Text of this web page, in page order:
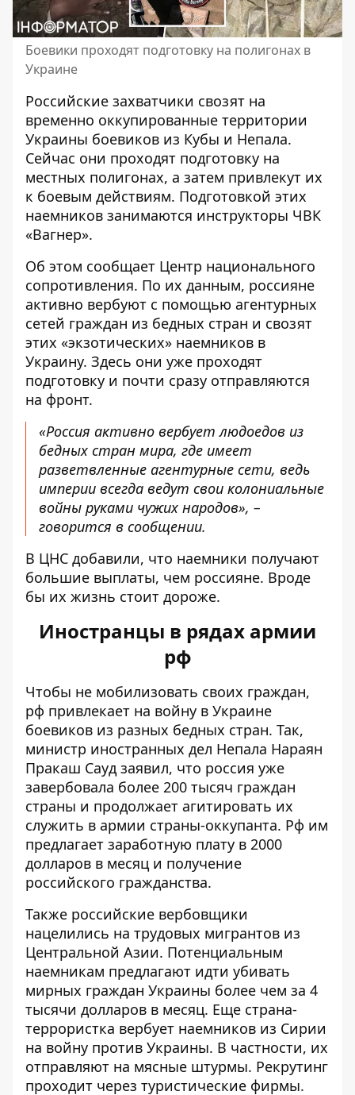
Боевики проходят подготовку на полигонах в
Украине
Российские захватчики свозят на
временно оккупированные территории
Украины боевиков из Кубы и Непала.
Сейчас они проходят подготовку на
местных полигонах, а затем привлекут их
к боевым действиям. Подготовкой этих
наемников занимаются инструкторы ЧВК
«Вагнер».
Об этом сообщает Центр национального
сопротивления. По их данным, россияне
активно вербуют с помощью агентурных
сетей граждан из бедных стран и свозят
этих «экзотических» наемников в
Украину. Здесь они уже проходят
подготовку и почти сразу отправляются
на фронт.
«Россия активно вербует людоедов из
бедных стран мира, где имеет
разветвленные агентурные сети, ведь
империи всегда ведут свои колониальные
войны руками чужих народов», –
говорится в сообщении.
В ЦНС добавили, что наемники получают
большие выплаты, чем россияне. Вроде
бы их жизнь стоит дороже.
Иностранцы в рядах армии
рф
Чтобы не мобилизовать своих граждан,
рф привлекает на войну в Украине
боевиков из разных бедных стран. Так,
министр иностранных дел Непала Нараян
Пракаш Сауд заявил, что россия уже
завербовала более 200 тысяч граждан
страны и продолжает агитировать их
служить в армии страны-оккупанта. Рф им
предлагает заработную плату в 2000
долларов в месяц и получение
российского гражданства.
Также российские вербовщики
нацелились на трудовых мигрантов из
Центральной Азии. Потенциальным
наемникам предлагают идти убивать
мирных граждан Украины более чем за 4
тысячи долларов в месяц. Еще страна-
террористка вербует наемников из Сирии
на войну против Украины. В частности, их
отправляют на мясные штурмы. Рекрутинг
проходит через туристические фирмы.